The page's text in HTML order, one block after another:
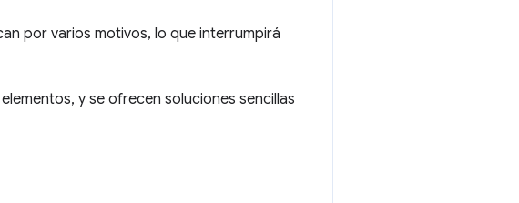
por varios motivos, lo que interrumpirá
y se ofrecen soluciones sencillas